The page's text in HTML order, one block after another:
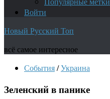
Войти
Новый Русский Топ
всё самое интересное
События/Украина
Зеленский в панике